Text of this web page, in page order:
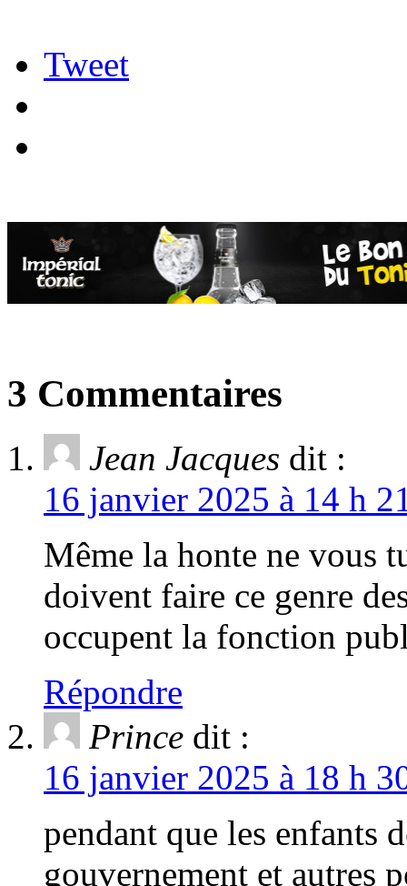
Tweet
3 Commentaires
Jean Jacques dit :
16 janvier 2025 à 14 h
Même la honte ne vous
doivent faire ce genre
occupent la fonction
Répondre
Prince dit :
16 janvier 2025 à 18 h
pendant que les enfants
gouvernement et autres